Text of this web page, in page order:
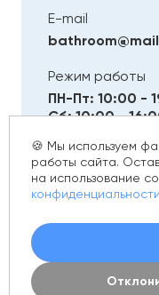
E-mail
Режим работы
ПН-Пт: 10:00 -
Сб: 10:00 -
🍪 Мы используем
работы сайта.
на использование